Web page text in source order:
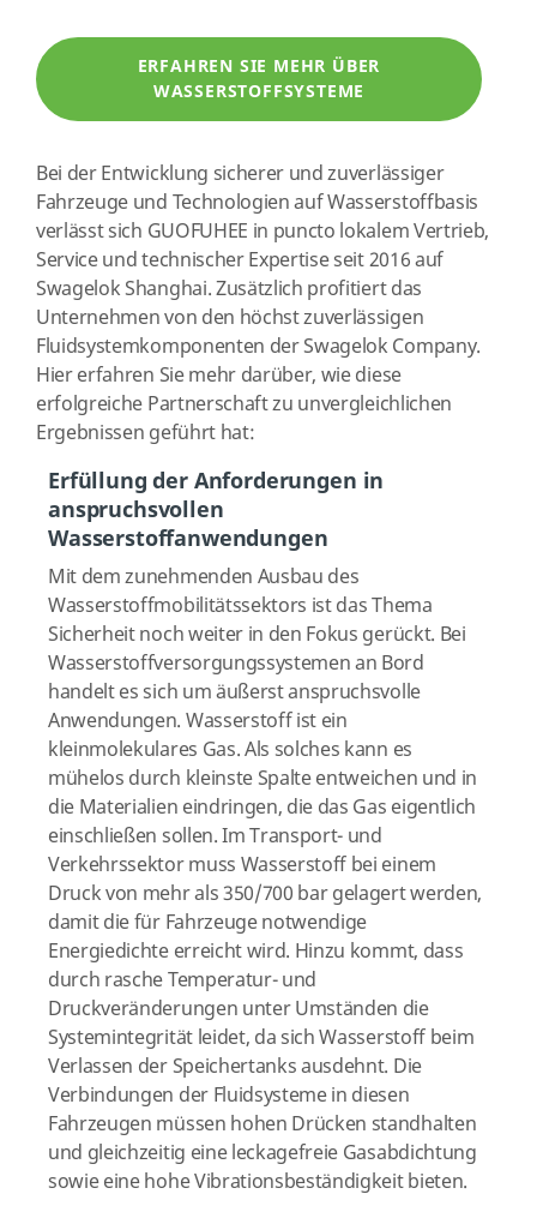
ERFAHREN SIE MEHR ÜBER
WASSERSTOFFSYSTEME
Bei der Entwicklung sicherer und zuverlässiger
Fahrzeuge und Technologien auf Wasserstoffbasis
verlässt sich GUOFUHEE in puncto lokalem Vertrieb,
Service und technischer Expertise seit 2016 auf
Swagelok Shanghai. Zusätzlich profitiert das
Unternehmen von den höchst zuverlässigen
Fluidsystemkomponenten der Swagelok Company.
Hier erfahren Sie mehr darüber, wie diese
erfolgreiche Partnerschaft zu unvergleichlichen
Ergebnissen geführt hat:
Erfüllung der Anforderungen in
anspruchsvollen
Wasserstoffanwendungen
Mit dem zunehmenden Ausbau des
Wasserstoffmobilitätssektors ist das Thema
Sicherheit noch weiter in den Fokus gerückt. Bei
Wasserstoffversorgungssystemen an Bord
handelt es sich um äußerst anspruchsvolle
Anwendungen. Wasserstoff ist ein
kleinmolekulares Gas. Als solches kann es
mühelos durch kleinste Spalte entweichen und in
die Materialien eindringen, die das Gas eigentlich
einschließen sollen. Im Transport- und
Verkehrssektor muss Wasserstoff bei einem
Druck von mehr als 350/700 bar gelagert werden,
damit die für Fahrzeuge notwendige
Energiedichte erreicht wird. Hinzu kommt, dass
durch rasche Temperatur- und
Druckveränderungen unter Umständen die
Systemintegrität leidet, da sich Wasserstoff beim
Verlassen der Speichertanks ausdehnt. Die
Verbindungen der Fluidsysteme in diesen
Fahrzeugen müssen hohen Drücken standhalten
und gleichzeitig eine leckagefreie Gasabdichtung
sowie eine hohe Vibrationsbeständigkeit bieten.